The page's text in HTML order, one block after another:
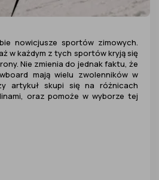
nowicjusze sportów zimowych.
w każdym z tych sportów kryją się
Nie zmienia do jednak faktu, że
mają wielu zwolenników w
artykuł skupi się na różnicach
oraz pomoże w wyborze tej